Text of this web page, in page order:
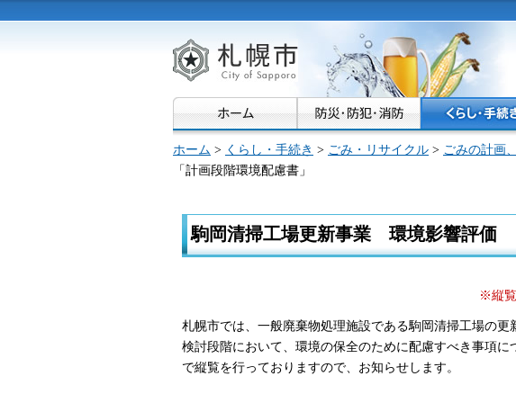
札幌市
ホーム > くらし・手続き > ごみ・リサイクル > ごみの計画
「計画段階環境配慮書」
駒岡清掃工場更新事業 環境影響評価
※縦
札幌市では、一般廃棄物処理施設である駒岡清掃工場の
検討段階において、環境の保全のために配慮すべき事項
で縦覧を行っておりますので、お知らせします。